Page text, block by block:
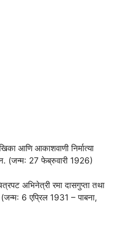
आणि आकाशवाणी निर्मात्या
(जन्म: 27 फेब्रुवारी 1926)
अभिनेत्री रमा दासगुप्ता तथा
6 एप्रिल 1931 – पाबना,